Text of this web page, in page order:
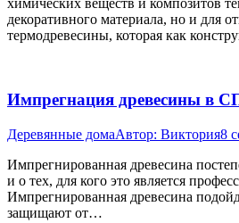
декоративного материала, но и для
термодревесины, которая как
Импрегнация древесины в
Деревянные домаАвтор: Виктория8
Импрегнированная древесина
и о тех, для кого это является
Импрегнированная древесина
защищают от…